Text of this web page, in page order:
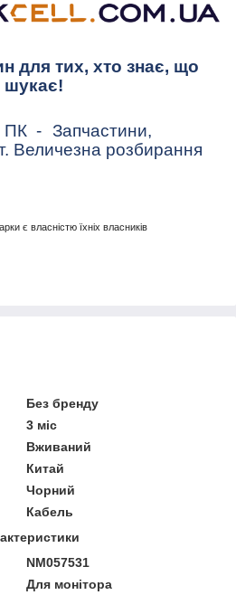
для тих, хто знає, що
шукає!
ПК - Запчастини,
Величезна розбирання
є власністю їхніх власників
Без бренду
3 міс
Вживаний
Китай
Чорний
Кабель
NM057531
Для монітора